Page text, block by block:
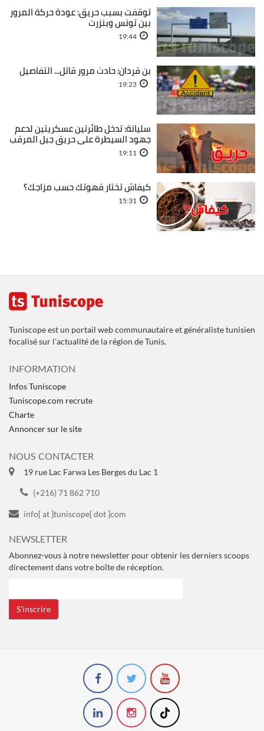
توقفت بسبب حريق: عودة حركة المرور
بين تونس وبنزرت
19:44
بن قردان: حادث مرور قاتل... التفاصيل
19:23
سليانة: تدخل طائرتين عسكريتين لدعم
جهود السيطرة على حريق جبل المرقب
19:11
كيفاش تختار قهوتك حسب مزاجك؟
15:31
Tuniscope est un portail web communautaire et généraliste tunisien
focalisé sur l'actualité de la région de Tunis.
INFORMATION
Infos Tuniscope
Tuniscope.com recrute
Charte
Annoncer sur le site
NOUS CONTACTER
19 rue Lac Farwa Les Berges du Lac 1
(+216) 71 862 710
info[ at ]tuniscope[ dot ]com
NEWSLETTER
Abonnez-vous à notre newsletter pour obtenir les derniers scoops
directement dans votre boîte de réception.
S’inscrire